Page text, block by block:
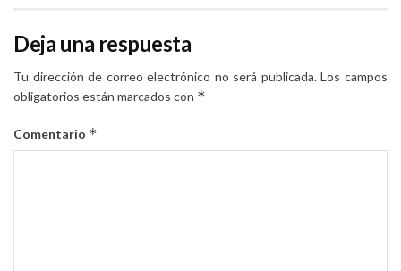
Deja una respuesta
Tu dirección de correo electrónico no será publicada. Los campos
obligatorios están marcados con *
Comentario *